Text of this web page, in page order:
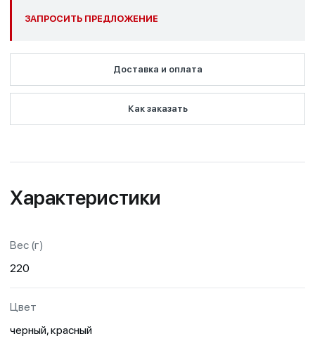
ЗАПРОСИТЬ ПРЕДЛОЖЕНИЕ
Доставка и оплата
Как заказать
Характеристики
Вес (г)
220
Цвет
черный, красный